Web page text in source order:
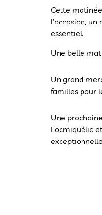
Cette
l’occasion,
essentiel.
Une belle
Un grand
familles pour
Une
Locmiquélic